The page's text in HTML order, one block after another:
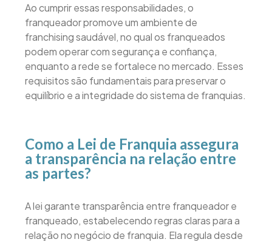
Ao cumprir essas responsabilidades, o
franqueador promove um ambiente de
franchising saudável, no qual os franqueados
podem operar com segurança e confiança,
enquanto a rede se fortalece no mercado. Esses
requisitos são fundamentais para preservar o
equilíbrio e a integridade do sistema de franquias.
Como a Lei de Franquia assegura
a transparência na relação entre
as partes?
A lei garante transparência entre franqueador e
franqueado, estabelecendo regras claras para a
relação no negócio de franquia. Ela regula desde